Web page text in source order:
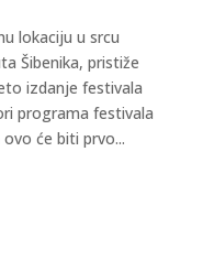
lokaciju u srcu
Šibenika, pristiže
izdanje festivala
programa festivala
će biti prvo...